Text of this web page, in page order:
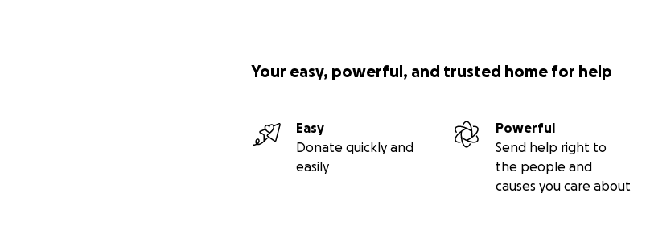
Your easy, powerful, and trusted home for help
Easy
Donate quickly and
easily
Powerful
Send help right to
the people and
causes you care about